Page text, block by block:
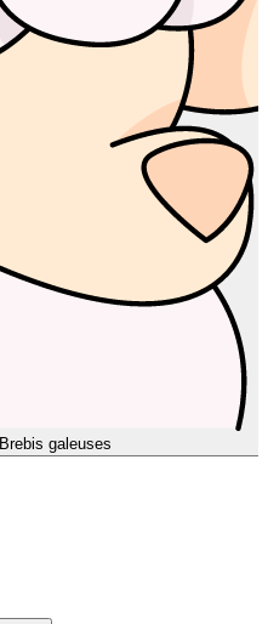
Brebis galeuses